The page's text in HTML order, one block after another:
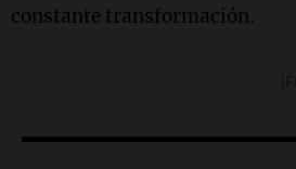
constante transformación.